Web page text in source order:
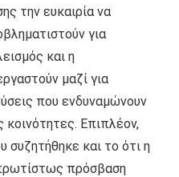
την ευκαιρία να
για
και η
μαζί για
που ενδυναμώνουν
κοινότητες. Επιπλέον,
συζητήθηκε και το ότι η
πρόσβαση